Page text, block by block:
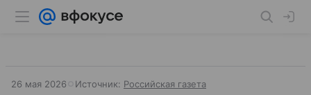
26 мая 2026 Источник: Российская газета